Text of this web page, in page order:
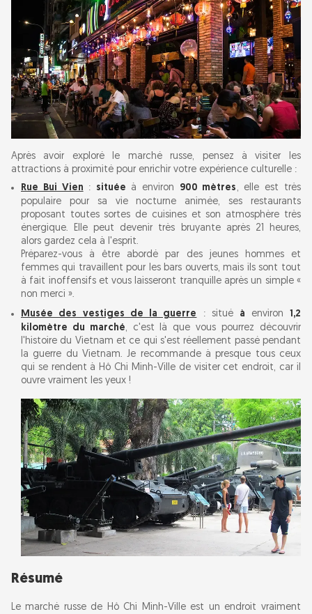
Après avoir exploré le marché russe, pensez à visiter les
attractions à proximité pour enrichir votre expérience culturelle :
Rue Bui Vien : située à environ 900 mètres , elle est très
populaire pour sa vie nocturne animée, ses restaurants
proposant toutes sortes de cuisines et son atmosphère très
énergique. Elle peut devenir très bruyante après 21 heures,
alors gardez cela à l'esprit.
Préparez-vous à être abordé par des jeunes hommes et
femmes qui travaillent pour les bars ouverts, mais ils sont tout
à fait inoffensifs et vous laisseront tranquille après un simple «
non merci ».
Musée des vestiges de la guerre : situé à environ 1,2
kilomètre du marché, c'est là que vous pourrez découvrir
l'histoire du Vietnam et ce qui s'est réellement passé pendant
la guerre du Vietnam. Je recommande à presque tous ceux
qui se rendent à Hô Chi Minh-Ville de visiter cet endroit, car il
ouvre vraiment les yeux !
Résumé
Le marché russe de Hô Chi Minh-Ville est un endroit vraiment